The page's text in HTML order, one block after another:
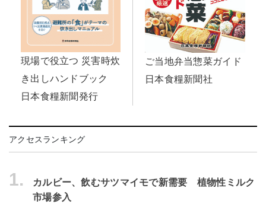
現場で役立つ 災害時炊
き出しハンドブック
日本食糧新聞発行
ご当地弁当惣菜ガイド
日本食糧新聞社
アクセスランキング
1.
カルビー、飲むサツマイモで新需要 植物性ミルク
市場参入